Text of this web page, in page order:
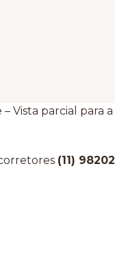
Vista parcial para a
(11)